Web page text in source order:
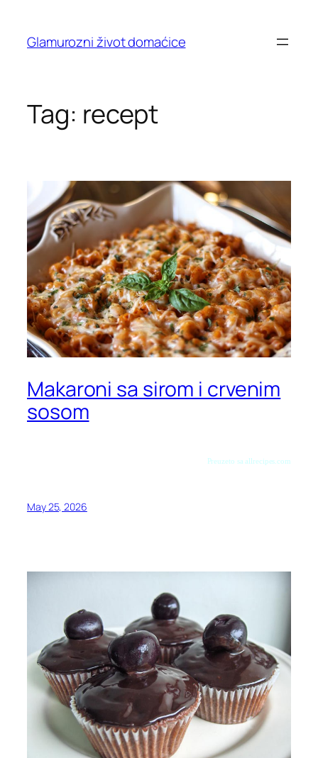
content
Glamurozni život domaćice
Tag: recept
Makaroni sa sirom i crvenim
sosom
Preuzeto sa allrecipes.com
May 25, 2026